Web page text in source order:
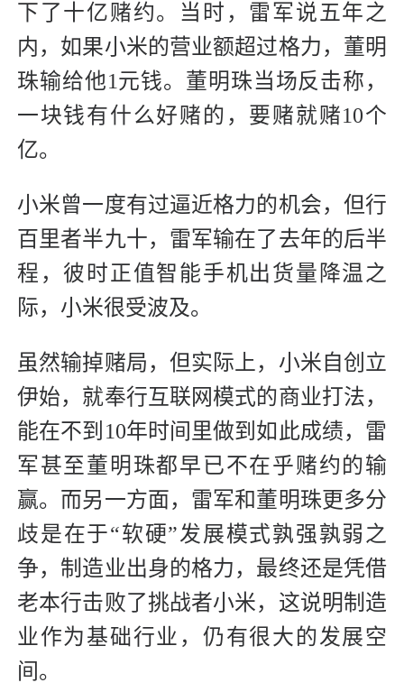
下了十亿赌约。当时，雷军说五年之
内，如果小米的营业额超过格力，董明
珠输给他1元钱。董明珠当场反击称，
一块钱有什么好赌的，要赌就赌10个
亿。
小米曾一度有过逼近格力的机会，但行
百里者半九十，雷军输在了去年的后半
程，彼时正值智能手机出货量降温之
际，小米很受波及。
虽然输掉赌局，但实际上，小米自创立
伊始，就奉行互联网模式的商业打法，
能在不到10年时间里做到如此成绩，雷
军甚至董明珠都早已不在乎赌约的输
赢。而另一方面，雷军和董明珠更多分
歧是在于“软硬”发展模式孰强孰弱之
争，制造业出身的格力，最终还是凭借
老本行击败了挑战者小米，这说明制造
业作为基础行业，仍有很大的发展空
间。